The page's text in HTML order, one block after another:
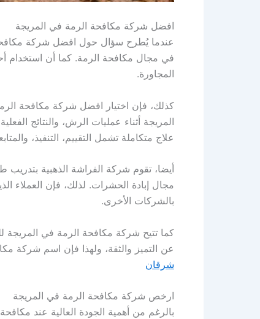
افضل شركة مكافحة الرمة في المريجة
عندما يُطرح سؤال حول افضل شركة مكافحة
في مجال مكافحة الرمة. كما أن استخدام
المجاورة.
كذلك، فإن اختيار افضل شركة مكافحة
المريجة أثناء عمليات الرش، والنتائج
علاج متكاملة تشمل التقييم، التنفيذ،
أيضا، تقوم شركة الفراشة الذهبية
مجال إبادة الحشرات. لذلك، فإن العملاء
بالشركات الأخرى.
كما تتيح شركة مكافحة الرمة في المريجة
عن التميز والثقة، ولهذا فإن اسم شركة
شرقان
ارخص شركة مكافحة الرمة في المريجة
بالرغم من أهمية الجودة العالية عند